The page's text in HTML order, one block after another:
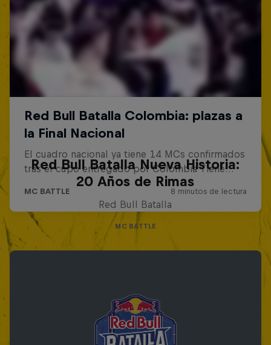
Red Bull Batalla Nueva Historia:
20 Años de Rimas
Red Bull Batalla
MC BATTLE